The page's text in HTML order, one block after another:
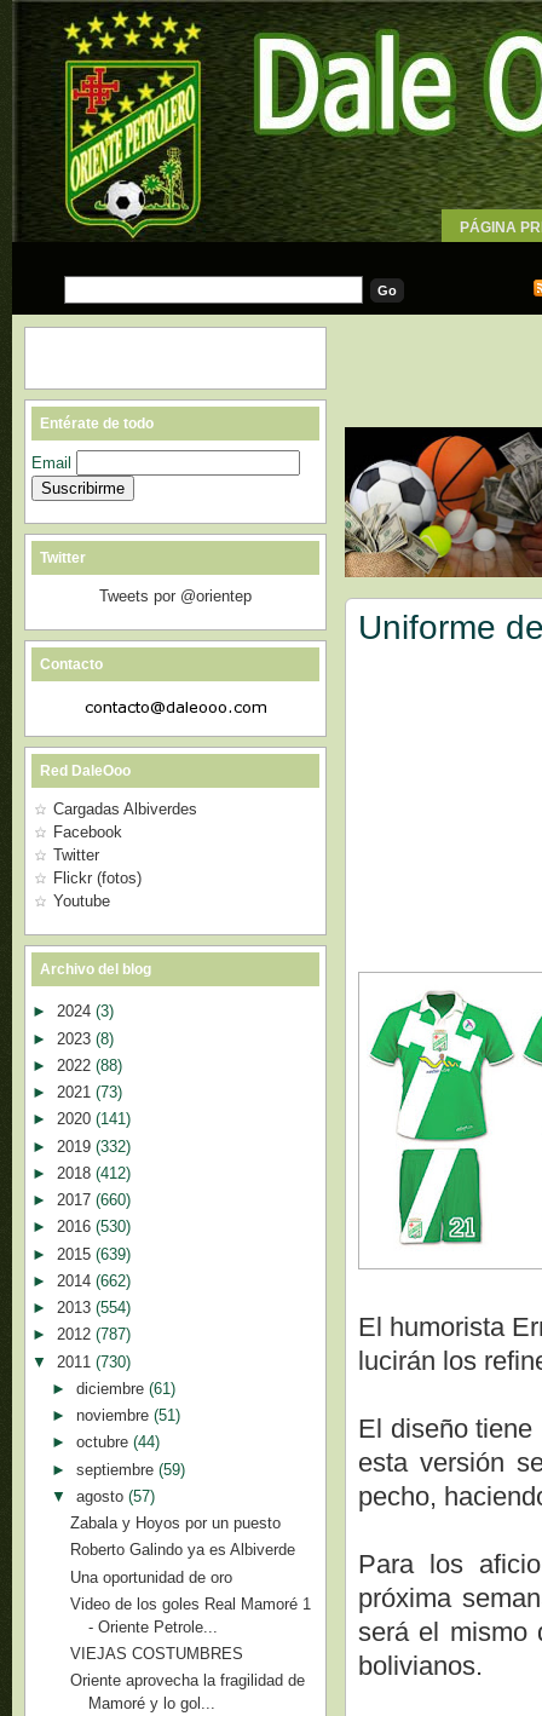
PÁGINA
Uniforme
El humorista
lucirán los
El diseño
esta versión
pecho,
Para los
próxima
será el mismo
bolivianos.
Entérate de todo
Email
Twitter
Tweets por @orientep
Contacto
Red DaleOoo
Cargadas Albiverdes
Facebook
Twitter
Flickr (fotos)
Youtube
Archivo del blog
► 2024 (3)
► 2023 (8)
► 2022 (88)
► 2021 (73)
► 2020 (141)
► 2019 (332)
► 2018 (412)
► 2017 (660)
► 2016 (530)
► 2015 (639)
► 2014 (662)
► 2013 (554)
► 2012 (787)
▼ 2011 (730)
► diciembre (61)
► noviembre (51)
► octubre (44)
► septiembre (59)
▼ agosto (57)
Zabala y Hoyos por un puesto
Roberto Galindo ya es Albiverde
Una oportunidad de oro
Video de los goles Real Mamoré 1
- Oriente Petrole...
VIEJAS COSTUMBRES
Oriente aprovecha la fragilidad de
Mamoré y lo gol...